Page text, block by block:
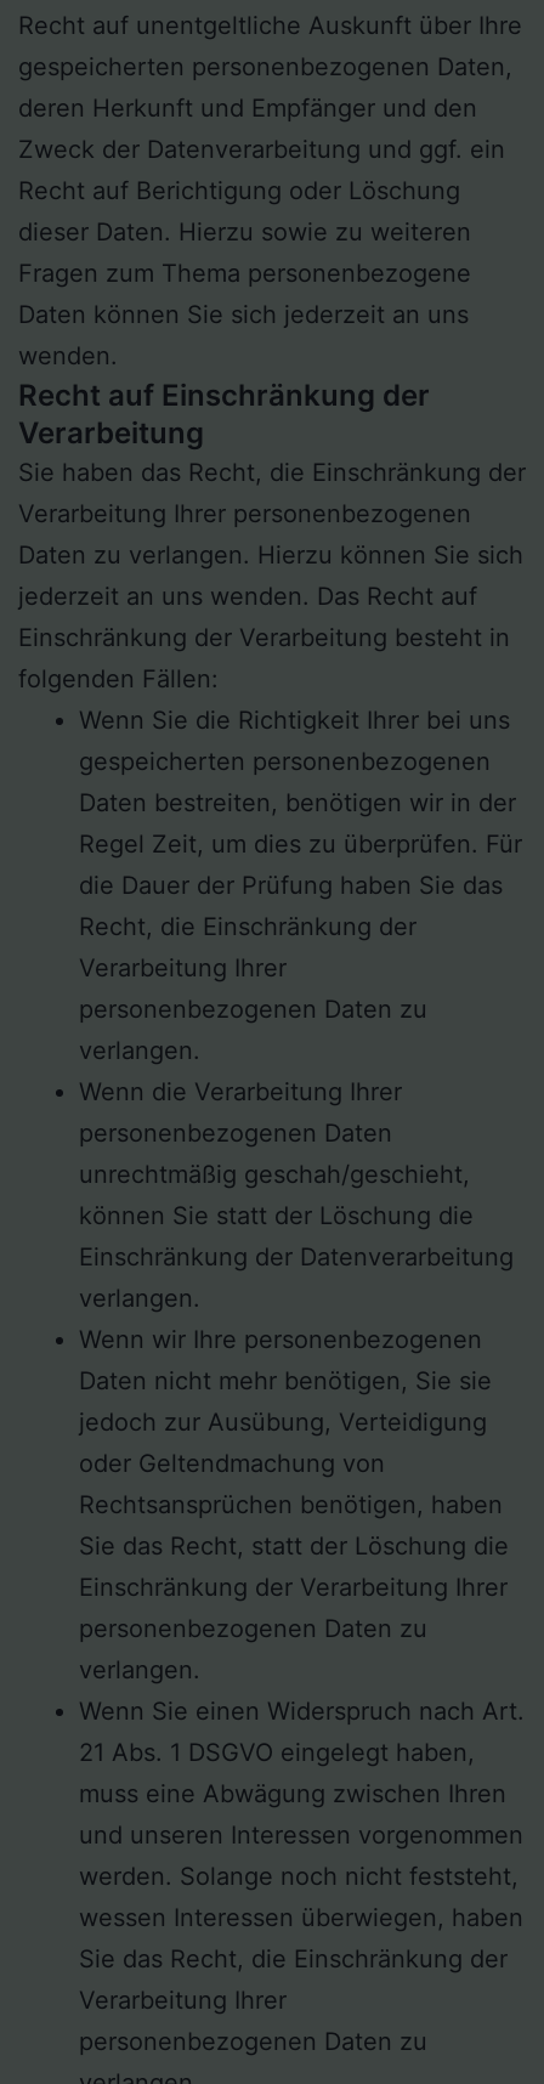
Recht auf unentgeltliche Auskunft über Ihre
gespeicherten personenbezogenen Daten,
deren Herkunft und Empfänger und den
Zweck der Datenverarbeitung und ggf. ein
Recht auf Berichtigung oder Löschung
dieser Daten. Hierzu sowie zu weiteren
Fragen zum Thema personenbezogene
Daten können Sie sich jederzeit an uns
wenden.
Recht auf Einschränkung der
Verarbeitung
Sie haben das Recht, die Einschränkung der
Verarbeitung Ihrer personenbezogenen
Daten zu verlangen. Hierzu können Sie sich
jederzeit an uns wenden. Das Recht auf
Einschränkung der Verarbeitung besteht in
folgenden Fällen:
Wenn Sie die Richtigkeit Ihrer bei uns
gespeicherten personenbezogenen
Daten bestreiten, benötigen wir in der
Regel Zeit, um dies zu überprüfen. Für
die Dauer der Prüfung haben Sie das
Recht, die Einschränkung der
Verarbeitung Ihrer
personenbezogenen Daten zu
verlangen.
Wenn die Verarbeitung Ihrer
personenbezogenen Daten
unrechtmäßig geschah/geschieht,
können Sie statt der Löschung die
Einschränkung der Datenverarbeitung
verlangen.
Wenn wir Ihre personenbezogenen
Daten nicht mehr benötigen, Sie sie
jedoch zur Ausübung, Verteidigung
oder Geltendmachung von
Rechtsansprüchen benötigen, haben
Sie das Recht, statt der Löschung die
Einschränkung der Verarbeitung Ihrer
personenbezogenen Daten zu
verlangen.
Wenn Sie einen Widerspruch nach Art.
21 Abs. 1 DSGVO eingelegt haben,
muss eine Abwägung zwischen Ihren
und unseren Interessen vorgenommen
werden. Solange noch nicht feststeht,
wessen Interessen überwiegen, haben
Sie das Recht, die Einschränkung der
Verarbeitung Ihrer
personenbezogenen Daten zu